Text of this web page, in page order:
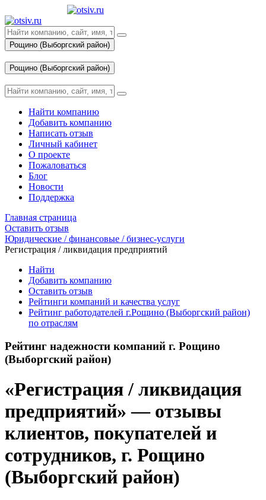
Рощино (Выборгский район)
Рощино (Выборгский район)
Найти компанию
Добавить компанию
Написать отзыв
Личный кабинет
О проекте
Пожаловаться
Блог
Новости
Поддержка
Главная страница
Оставить отзыв
Юридические / финансовые / бизнес-услуги
Регистрация / ликвидация предприятий
Найти
Добавить компанию
Оставить отзыв
Рейтинги компаний и качества услуг
Рейтинг работодателей г.Рощино (Выборгский район)
по отраслям
Рейтинг надежности компаний г. Рощино
(Выборгский район)
«Регистрация / ликвидация
предприятий» — отзывы
клиентов, покупателей и
сотрудников, г. Рощино
(Выборгский район)